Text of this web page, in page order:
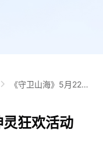
《守卫山海》5月22日
灵狂欢活动